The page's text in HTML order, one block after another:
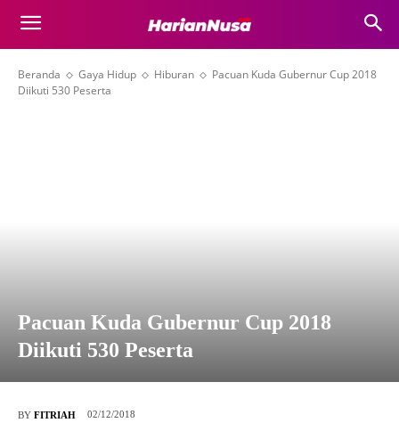
Beranda Gaya Hidup Hiburan
Pacuan Kuda Gubernur Cup 2018
Diikuti 530 Peserta
Pacuan Kuda Gubernur Cup 2018
Diikuti 530 Peserta
BY FITRIAH 02/12/2018